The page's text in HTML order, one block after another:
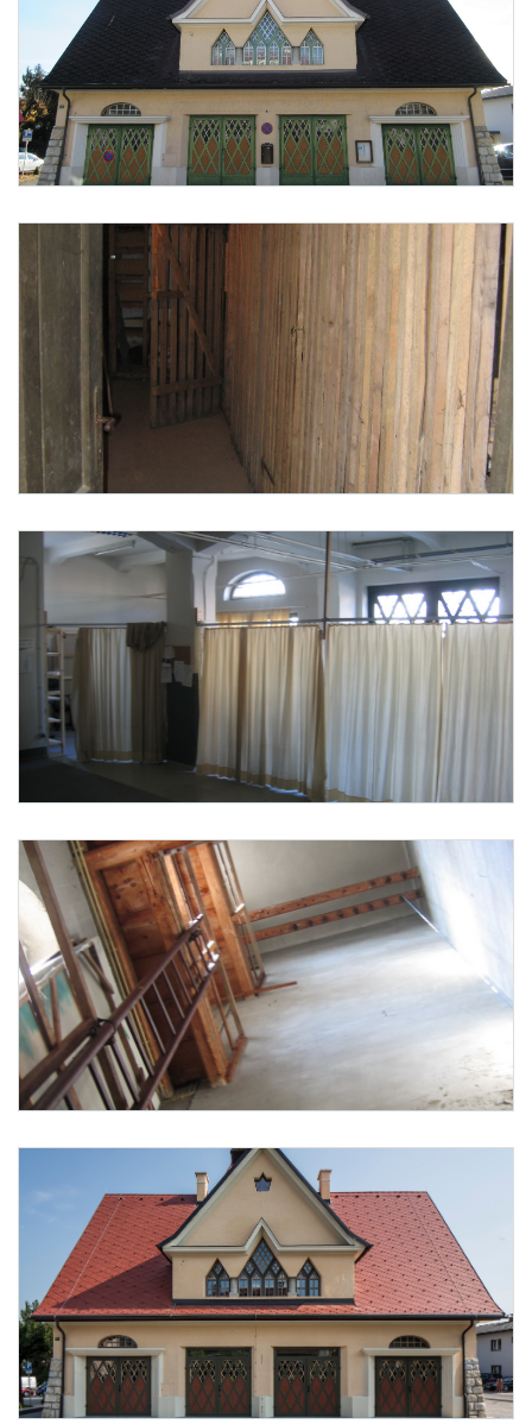
Foto 14: None
Foto 15: None
Foto 16: None
Foto 17: None